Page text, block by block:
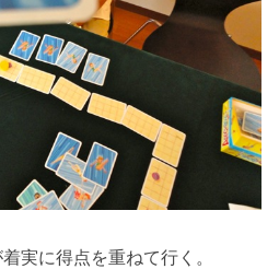
実に得点を重ねて行く。